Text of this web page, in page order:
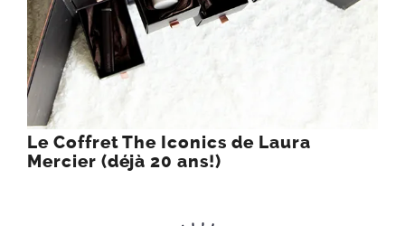
Le Coffret The Iconics de Laura
Mercier (déjà 20 ans!)